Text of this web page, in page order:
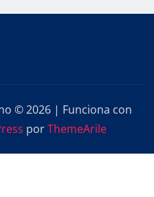
© 2026 | Funciona con
porThemeArile